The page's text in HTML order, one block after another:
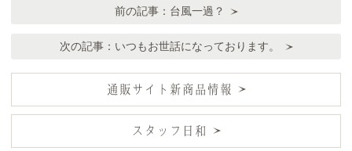
前の記事： 台風一過？
次の記事： いつもお世話になっております。
通販サイト新商品情報
スタッフ日和